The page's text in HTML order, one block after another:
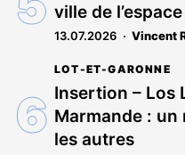
ville de l’espace
13.07.2026 Vincent
LOT-ET-GARONNE
Insertion – Los
Marmande :
les autres